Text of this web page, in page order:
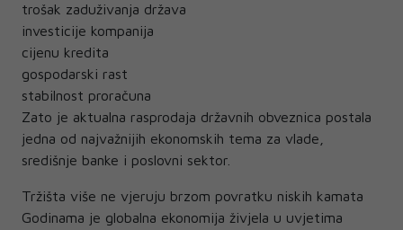
trošak zaduživanja država
investicije kompanija
cijenu kredita
gospodarski rast
stabilnost proračuna
Zato je aktualna rasprodaja državnih obveznica postala
jedna od najvažnijih ekonomskih tema za vlade,
središnje banke i poslovni sektor.
Tržišta više ne vjeruju brzom povratku niskih kamata
Godinama je globalna ekonomija živjela u uvjetima